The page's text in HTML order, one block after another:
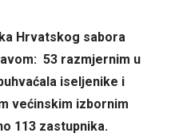
Hrvatskog sabora
53 razmjernim u
iseljenike i
većinskim izbornim
113 zastupnika.